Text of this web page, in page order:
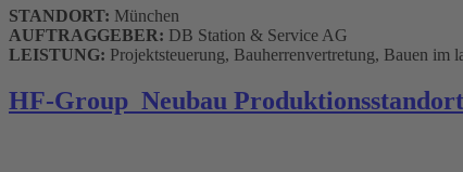
STANDORT: München
AUFTRAGGEBER: DB Station & Service AG
LEISTUNG: Projektsteuerung, Bauherrenvertretung, Bauen im
HF-Group_Neubau